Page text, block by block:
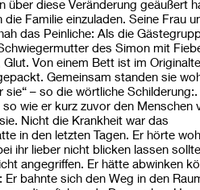
diese Veränderung geäußert
Familie einzuladen. Seine Frau
das Peinliche: Als die
des Simon mit
Von einem Bett ist im
Gemeinsam standen sie
– so die wörtliche Schilderung:.
wie er kurz zuvor den Menschen
Nicht die Krankheit war das
in den letzten Tagen. Er hörte
ihr lieber nicht blicken lassen
angegriffen. Er hätte abwinken
bahnte sich den Weg in den